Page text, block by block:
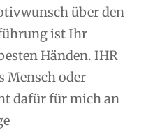
über den
ist Ihr
Händen. IHR
Mensch oder
dafür für mich an